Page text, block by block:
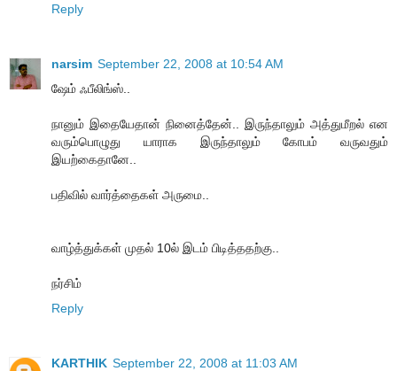
Reply
narsim September 22, 2008 at 10:54 AM
ஷேம் ஃபீலிங்ஸ்..
நானும் இதையேதான் நினைத்தேன்.. இருந்தாலும் அத்துமீறல் என
வரும்பொழுது யாராக இருந்தாலும் கோபம் வருவதும்
இயற்கைதானே..
பதிவில் வார்த்தைகள் அருமை..
வாழ்த்துக்கள்‍ முதல் 10ல் இடம் பிடித்ததற்கு..
நர்சிம்
Reply
KARTHIK September 22, 2008 at 11:03 AM